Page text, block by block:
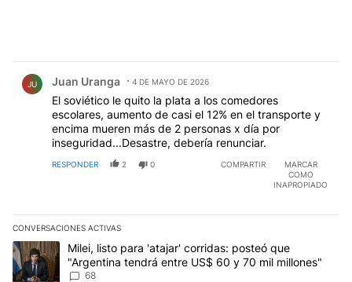
JU Juan Uranga 4 DE MAYO DE 2026
El soviético le quito la plata a los comedores
escolares, aumento de casi el 12% en el transporte y
encima mueren más de 2 personas x día por
inseguridad...Desastre, debería renunciar.
RESPONDER 2 0 COMPARTIR
MARCAR
COMO
INAPROPIADO
CONVERSACIONES ACTIVAS
Este listado muestra los artículos con más comentarios en los
Un artículo de tendencia con el título "Milei, listo para 'atajar'
Milei, listo para 'atajar' corridas: posteó que
"Argentina tendrá entre US$ 60 y 70 mil millones"
68